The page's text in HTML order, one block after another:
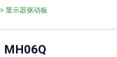
> 显示器驱动板
MH06Q